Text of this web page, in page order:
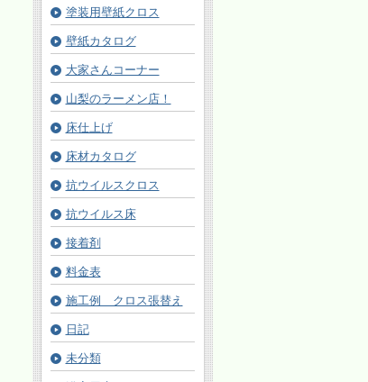
塗装用壁紙クロス
壁紙カタログ
大家さんコーナー
山梨のラーメン店！
床仕上げ
床材カタログ
抗ウイルスクロス
抗ウイルス床
接着剤
料金表
施工例 クロス張替え
日記
未分類